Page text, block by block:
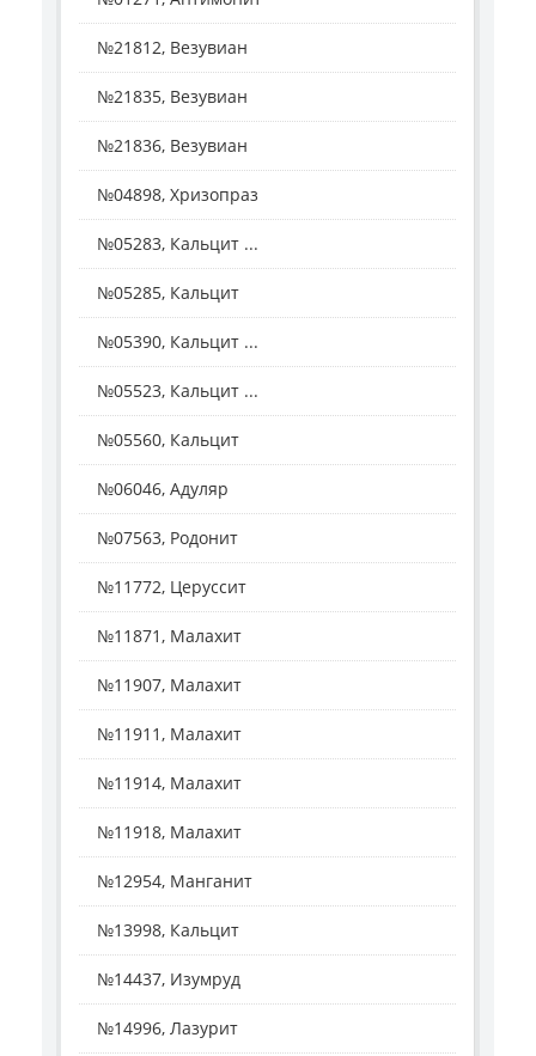
№21812, Везувиан
№21835, Везувиан
№21836, Везувиан
№04898, Хризопраз
№05283, Кальцит ...
№05285, Кальцит
№05390, Кальцит ...
№05523, Кальцит ...
№05560, Кальцит
№06046, Адуляр
№07563, Родонит
№11772, Церуссит
№11871, Малахит
№11907, Малахит
№11911, Малахит
№11914, Малахит
№11918, Малахит
№12954, Манганит
№13998, Кальцит
№14437, Изумруд
№14996, Лазурит